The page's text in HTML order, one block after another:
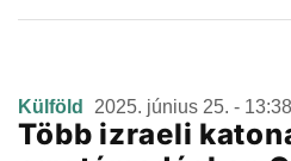
Külföld 2025. június 25. - 13:38
Több izraeli